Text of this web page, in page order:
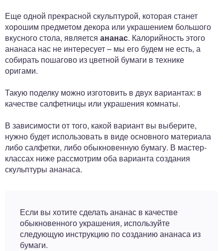
Еще одной прекрасной скульптурой, которая станет
хорошим предметом декора или украшением большого
вкусного стола, является ананас. Калорийность этого
ананаса нас не интересует – мы его будем не есть, а
собирать пошагово из цветной бумаги в технике
оригами.
Такую поделку можно изготовить в двух вариантах: в
качестве салфетницы или украшения комнаты.
В зависимости от того, какой вариант вы выберите,
нужно будет использовать в виде основного материала
либо салфетки, либо обыкновенную бумагу. В мастер-
классах ниже рассмотрим оба варианта создания
скульптуры ананаса.
Если вы хотите сделать ананас в качестве
обыкновенного украшения, используйте
следующую инструкцию по созданию ананаса из
бумаги.